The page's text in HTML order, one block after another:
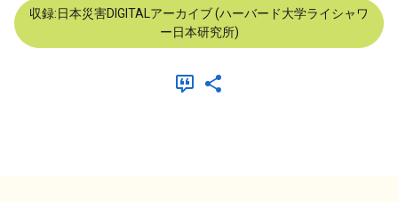
収録:日本災害DIGITALアーカイブ (ハーバード大学ライシャワ
ー日本研究所)